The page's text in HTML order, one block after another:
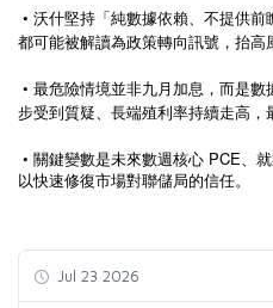
• 沃什堅持「純數據依賴、不提供
都可能被解讀為政策轉向訊號，抬高
• 最危險情境並非九月加息，而是
步受到質疑、長端殖利率持續走高，
• 關鍵變數是未來數週核心 PCE 、
以快速修復市場對聯儲局的信任。
Jul 23 2026